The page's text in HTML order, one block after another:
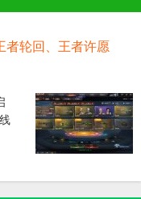
者轮回、王者许愿